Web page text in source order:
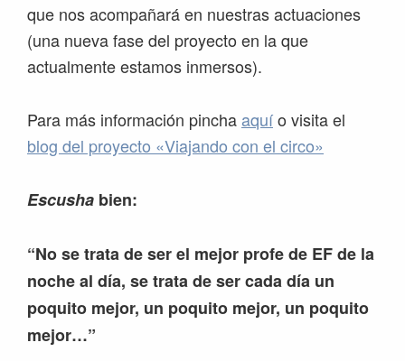
que nos acompañará en nuestras actuaciones
(una nueva fase del proyecto en la que
actualmente estamos inmersos).
Para más información pinchaaquío visita el
blog del proyecto «Viajando con el circo»
Escusha bien:
“No se trata de ser el mejor profe de EF de la
noche al día, se trata de ser cada día un
poquito mejor, un poquito mejor, un poquito
mejor…”